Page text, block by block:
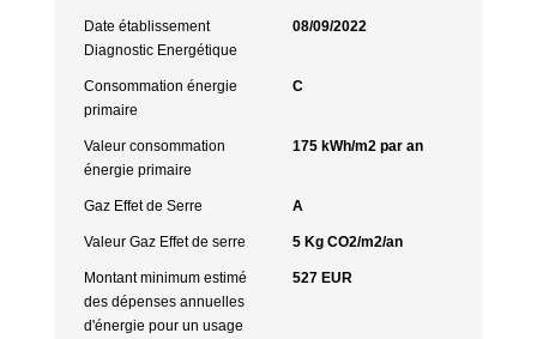
Date établissement
Diagnostic Energétique
08/09/2022
Consommation énergie
primaire
C
Valeur consommation
énergie primaire
175 kWh/m2 par an
Gaz Effet de Serre A
Valeur Gaz Effet de serre 5 Kg CO2/m2/an
Montant minimum estimé
des dépenses annuelles
d'énergie pour un usage
527 EUR